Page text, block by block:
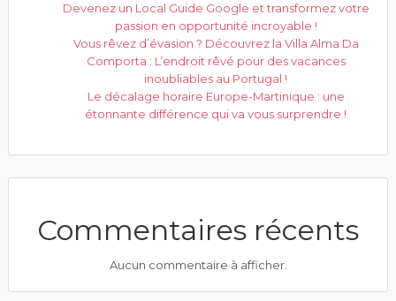
Devenez un Local Guide Google et transformez votre
passion en opportunité incroyable !
Vous rêvez d’évasion ? Découvrez la Villa Alma Da
Comporta : L’endroit rêvé pour des vacances
inoubliables au Portugal !
Le décalage horaire Europe-Martinique : une
étonnante différence qui va vous surprendre !
Commentaires récents
Aucun commentaire à afficher.